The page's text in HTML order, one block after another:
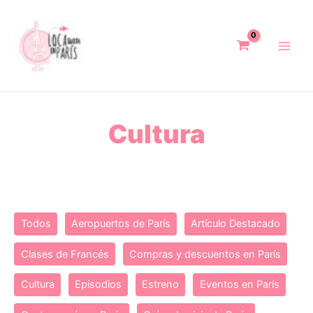
contenido
Cultura
Filter
posts
by
category
Todos Aeropuertos de París Artículo Destacado
Clases de Francés Compras y descuentos en París
Cultura Episodios Estreno Eventos en París